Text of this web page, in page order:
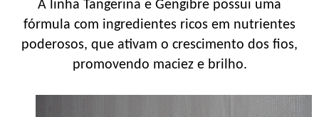
A linha Tangerina e Gengibre possui uma
fórmula com ingredientes ricos em nutrientes
poderosos, que ativam o crescimento dos fios,
promovendo maciez e brilho.